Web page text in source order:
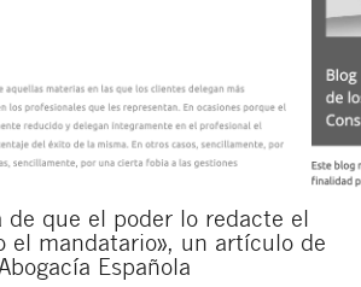
de que el poder lo redacte el
el mandatario», un artículo de
Española